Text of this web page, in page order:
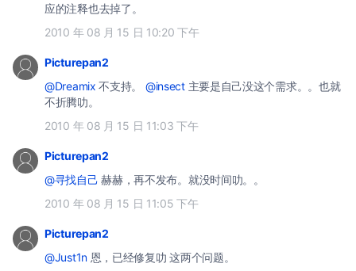
应的注释也去掉了。
2010 年 08 月 15 日 10:20 下午
Picturepan2
@Dreamix 不支持。 @insect主要是自己没这个需求。。也就
不折腾叻。
2010 年 08 月 15 日 11:03 下午
Picturepan2
@寻找自己 赫赫，再不发布。就没时间叻。。
2010 年 08 月 15 日 11:05 下午
Picturepan2
@Just1n恩，已经修复叻 这两个问题。